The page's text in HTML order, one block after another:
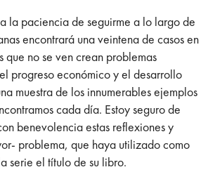
la paciencia de seguirme a lo largo de
encontrará una veintena de casos en
que no se ven crean problemas
progreso económico y el desarrollo
muestra de los innumerables ejemplos
cada día. Estoy seguro de
benevolencia estas reflexiones y
problema, que haya utilizado como
serie el título de su libro.